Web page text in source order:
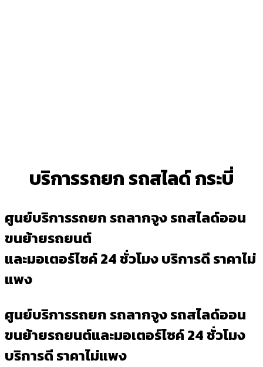
บริการรถยก รถสไลด์ กระบี่
ศูนย์บริการรถยก รถลากจูง รถสไลด์ออน
ขนย้ายรถยนต์
และมอเตอร์ไซค์ 24 ชั่วโมง บริการดี ราคาไม่
แพง
ศูนย์บริการรถยก รถลากจูง รถสไลด์ออน
ขนย้ายรถยนต์และมอเตอร์ไซค์ 24 ชั่วโมง
บริการดี ราคาไม่แพง